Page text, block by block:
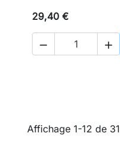
29,40 €
 
Affichage 1-12 de